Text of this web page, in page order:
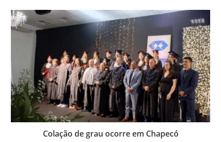
Colação de grau ocorre em Chapecó